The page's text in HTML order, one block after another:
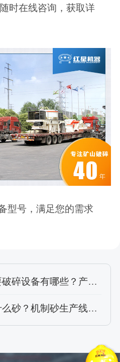
时在线咨询，获取详
型号，满足您的需求
设备有哪些？产能如何？
机制砂生产线工艺配置方案